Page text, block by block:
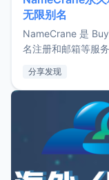
无限别名
NameCrane 是
名注册和邮箱等服
又实惠的域名邮箱
分享发现